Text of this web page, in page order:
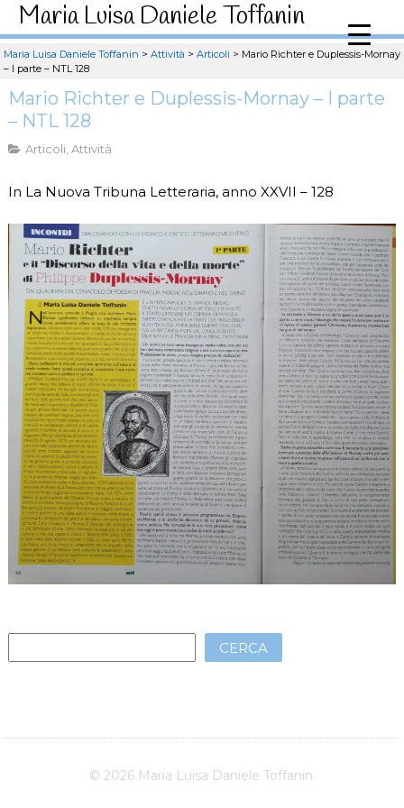
Maria Luisa Daniele Toffanin
Maria Luisa Daniele Toffanin > Attività > Articoli > Mario Richter e Duplessis-Mornay
– I parte – NTL 128
Mario Richter e Duplessis-Mornay – I parte
– NTL 128
Articoli, Attività
In La Nuova Tribuna Letteraria, anno XXVII – 128
CERCA
© 2026 Maria Luisa Daniele Toffanin.